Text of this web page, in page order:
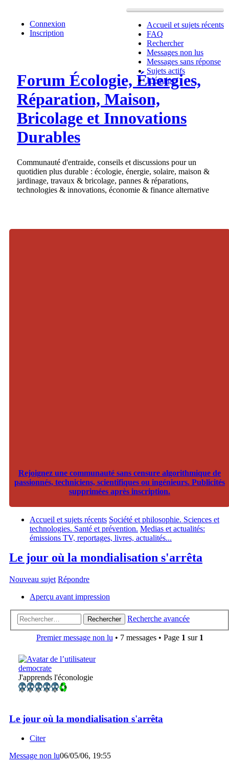
Accueil et sujets récents
FAQ
Rechercher
Messages non lus
Messages sans réponse
Sujets actifs
L’équipe
Connexion
Inscription
Forum Écologie, Énergies,
Réparation, Maison,
Bricolage et Innovations
Durables
Communauté d'entraide, conseils et discussions pour un
quotidien plus durable : écologie, énergie, solaire, maison &
jardinage, travaux & bricolage, pannes & réparations,
technologies & innovations, économie & finance alternative
Rejoignez une communauté sans censure algorithmique de
passionnés, techniciens, scientifiques ou ingénieurs. Publicités
supprimées après inscription.
Accueil et sujets récents Société et philosophie. Sciences et
technologies. Santé et prévention. Medias et actualités:
émissions TV, reportages, livres, actualités...
Le jour où la mondialisation s'arrêta
Nouveau sujet Répondre
Aperçu avant impression
Rechercher Recherche avancée
Premier message non lu • 7 messages • Page 1 sur 1
democrate
J'apprends l'éconologie
Le jour où la mondialisation s'arrêta
Citer
Message non lu06/05/06, 19:55